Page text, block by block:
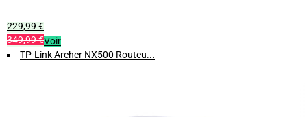
229,99 €
349,99 €Voir
TP-Link Archer NX500 Routeu...